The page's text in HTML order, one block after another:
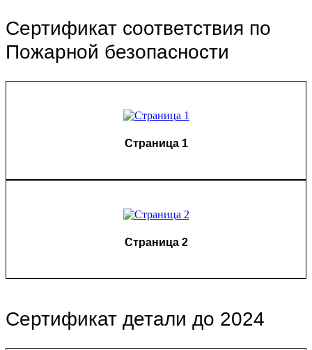
Сертификат соответствия по
Пожарной безопасности
Страница 1
Страница 2
Сертификат детали до 2024